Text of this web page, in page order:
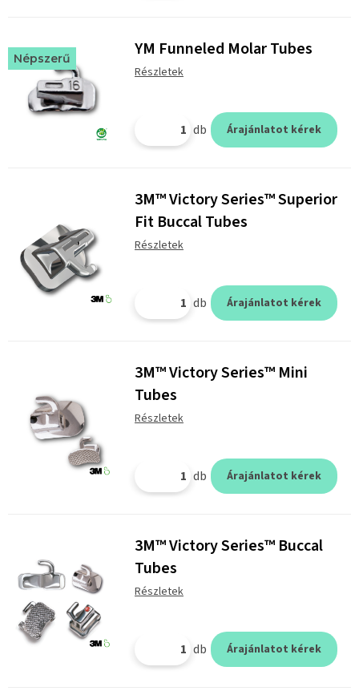
Népszerű YM Funneled Molar Tubes
Részletek
db Árajánlatot kérek
3M™ Victory Series™ Superior
Fit Buccal Tubes
Részletek
db Árajánlatot kérek
3M™ Victory Series™ Mini
Tubes
Részletek
db Árajánlatot kérek
3M™ Victory Series™ Buccal
Tubes
Részletek
db Árajánlatot kérek